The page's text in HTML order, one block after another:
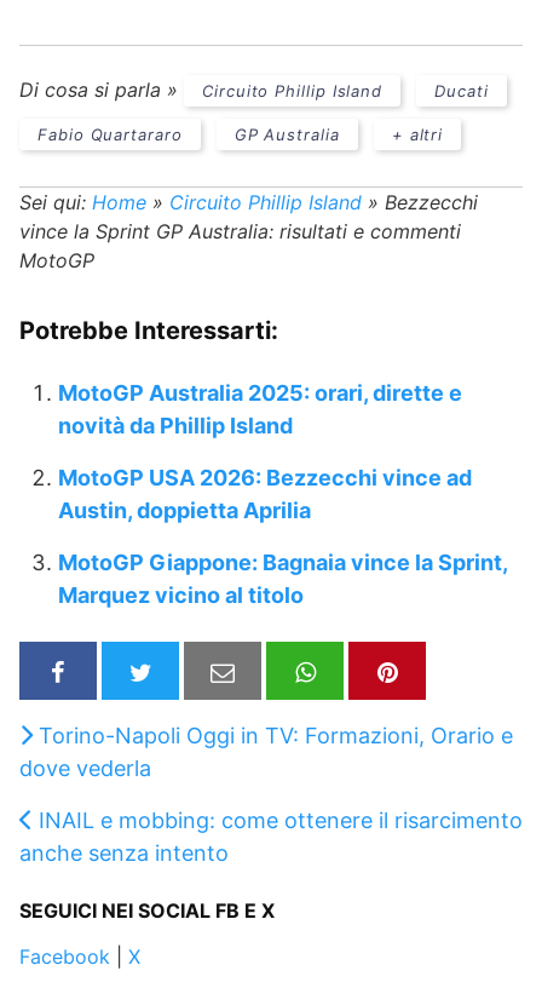
Di cosa si parla » Circuito Phillip Island Ducati
Fabio Quartararo GP Australia + altri
Sei qui: Home » Circuito Phillip Island » Bezzecchi
vince la Sprint GP Australia: risultati e commenti
MotoGP
Potrebbe Interessarti:
MotoGP Australia 2025: orari, dirette e
novità da Phillip Island
MotoGP USA 2026: Bezzecchi vince ad
Austin, doppietta Aprilia
MotoGP Giappone: Bagnaia vince la Sprint,
Marquez vicino al titolo
Torino-Napoli Oggi in TV: Formazioni, Orario e
dove vederla
INAIL e mobbing: come ottenere il risarcimento
anche senza intento
SEGUICI NEI SOCIAL FB E X
Facebook
X